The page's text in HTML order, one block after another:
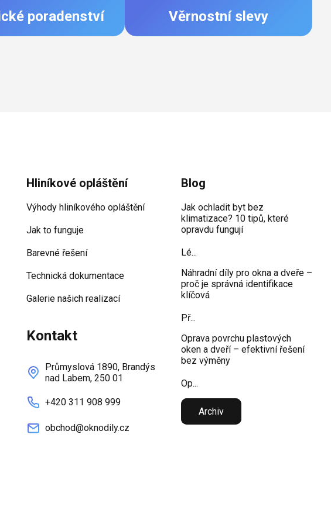
poradenství Věrnostní slevy
Hliníkové opláštění
Výhody hliníkového opláštění
Jak to funguje
Barevné řešení
Technická dokumentace
Galerie našich realizací
Kontakt
Průmyslová 1890, Brandýs
nad Labem, 250 01
+420 311 908 999
obchod@oknodily.cz
Blog
Jak ochladit byt bez
klimatizace? 10 tipů, které
opravdu fungují
Lé...
Náhradní díly pro okna a dveře –
proč je správná identifikace
klíčová
Př...
Oprava povrchu plastových
oken a dveří – efektivní řešení
bez výměny
Op...
Archiv